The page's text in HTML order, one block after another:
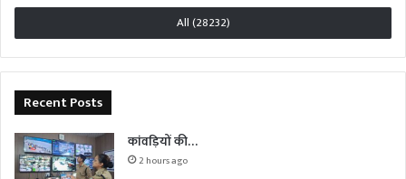
All (28232)
Recent Posts
कांवड़ियों की…
2 hours ago